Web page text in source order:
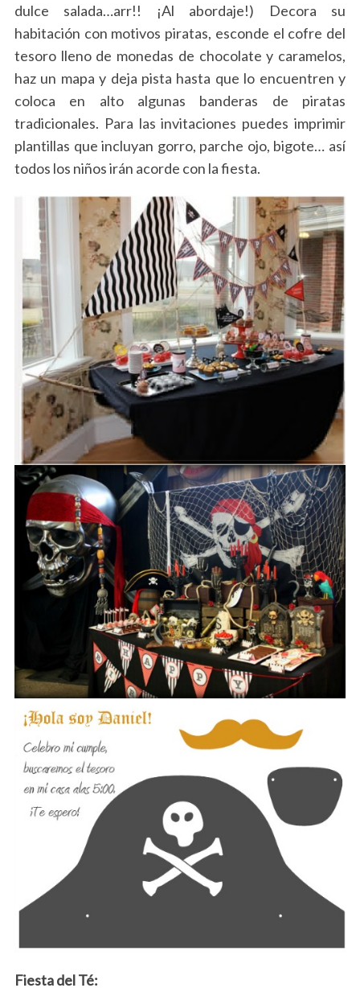
dulce salada…arr!! ¡Al abordaje!) Decora su
habitación con motivos piratas, esconde el cofre del
tesoro lleno de monedas de chocolate y caramelos,
haz un mapa y deja pista hasta que lo encuentren y
coloca en alto algunas banderas de piratas
tradicionales. Para las invitaciones puedes imprimir
plantillas que incluyan gorro, parche ojo, bigote… así
todos los niños irán acorde con la fiesta.
Fiesta del Té: